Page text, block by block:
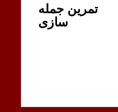
تمرین جمله
سازی